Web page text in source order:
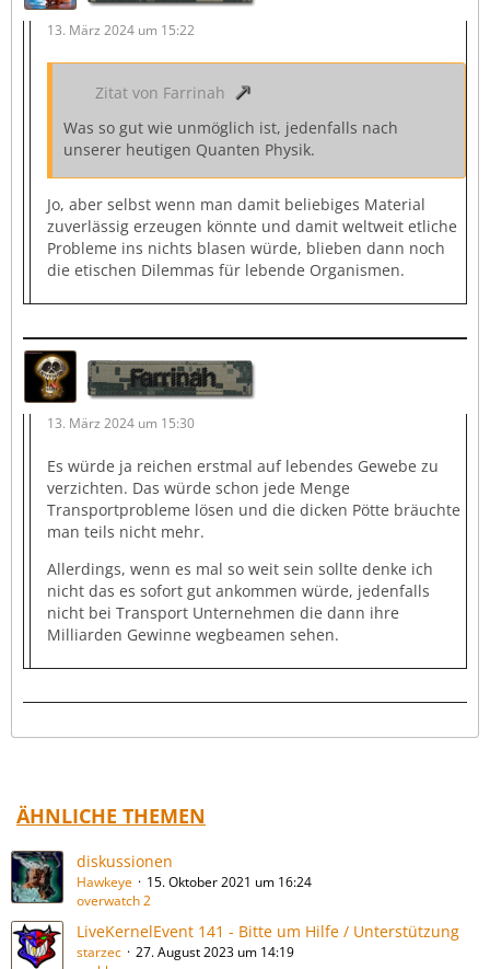
13. März 2024 um 15:22
Zitat von Farrinah
Was so gut wie unmöglich ist, jedenfalls nach
unserer heutigen Quanten Physik.
Jo, aber selbst wenn man damit beliebiges Material
zuverlässig erzeugen könnte und damit weltweit etliche
Probleme ins nichts blasen würde, blieben dann noch
die etischen Dilemmas für lebende Organismen.
Farrinah
13. März 2024 um 15:30
Es würde ja reichen erstmal auf lebendes Gewebe zu
verzichten. Das würde schon jede Menge
Transportprobleme lösen und die dicken Pötte bräuchte
man teils nicht mehr.
Allerdings, wenn es mal so weit sein sollte denke ich
nicht das es sofort gut ankommen würde, jedenfalls
nicht bei Transport Unternehmen die dann ihre
Milliarden Gewinne wegbeamen sehen.
ÄHNLICHE THEMEN
diskussionen
Hawkeye
15. Oktober 2021 um 16:24
overwatch 2
LiveKernelEvent 141 - Bitte um Hilfe / Unterstützung
starzec
27. August 2023 um 14:19